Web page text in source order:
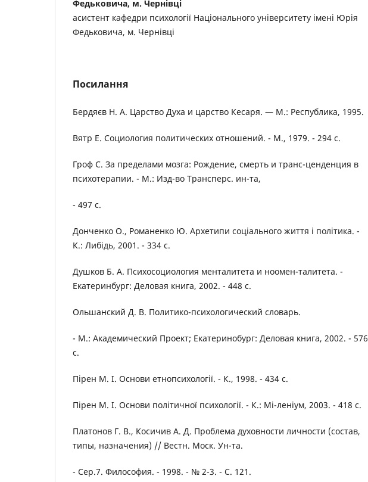
Федьковича, м. Чернівці
асистент кафедри психології Національного університету імені Юрія
Федьковича, м. Чернівці
Посилання
Бердяєв Н. А. Царство Духа и царство Кесаря. — М.: Республика, 1995.
Вятр Е. Социология политических отношений. - М., 1979. - 294 с.
Гроф С. За пределами мозга: Рождение, смерть и транс-ценденция в
психотерапии. - М.: Изд-во Трансперс. ин-та,
- 497 с.
Донченко О., Романенко Ю. Архетипи соціального життя і політика. -
К.: Либідь, 2001. - 334 с.
Душков Б. А. Психосоциология менталитета и ноомен-талитета. -
Екатеринбург: Деловая книга, 2002. - 448 с.
Ольшанский Д. В. Политико-психологический словарь.
- М.: Академический Проект; Екатеринобург: Деловая книга, 2002. - 576
с.
Пірен М. І. Основи етнопсихології. - К., 1998. - 434 с.
Пірен М. І. Основи політичної психології. - К.: Мі-леніум, 2003. - 418 с.
Платонов Г. В., Косичив А. Д. Проблема духовности личности (состав,
типы, назначения) // Вестн. Моск. Ун-та.
- Сер.7. Философия. - 1998. - № 2-3. - С. 121.